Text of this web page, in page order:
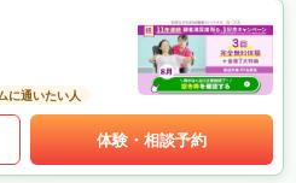
に通いたい人
体験・相談予約